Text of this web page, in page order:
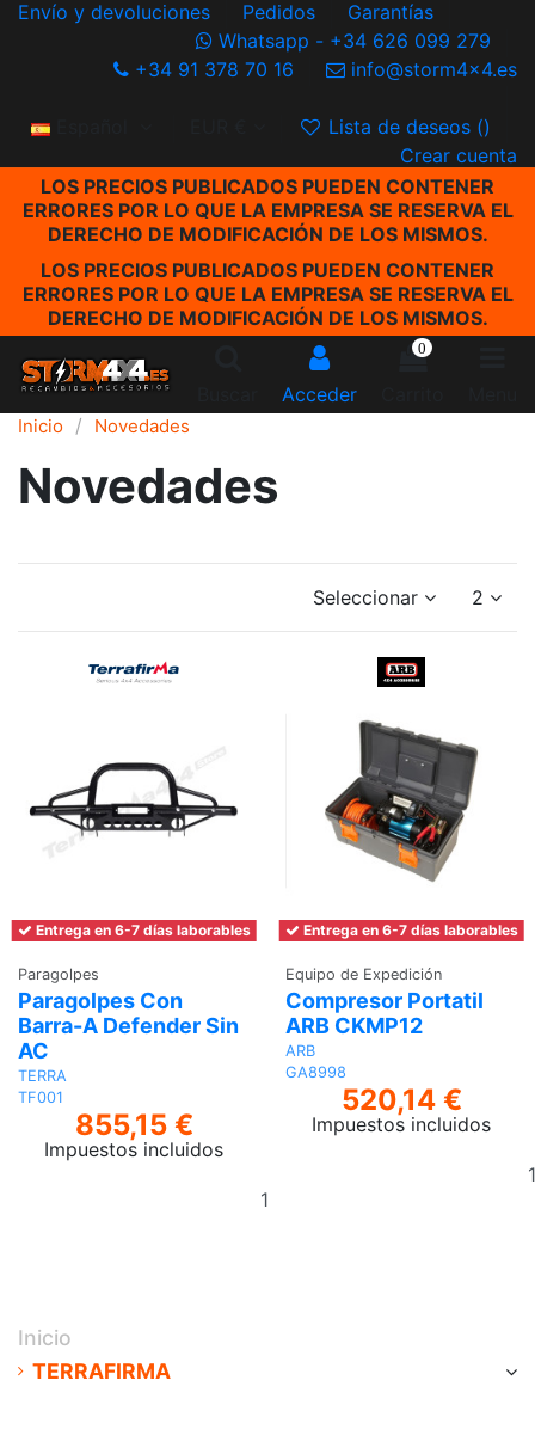
Envío y devoluciones Pedidos
Garantías
Whatsapp - +34 626 099 279
+34 91 378 70 16
info@storm4x4.es
Español Lista de deseos ()
Crear cuenta
LOS PRECIOS PUBLICADOS PUEDEN CONTENER
ERRORES POR LO QUE LA EMPRESA SE RESERVA EL
DERECHO DE MODIFICACIÓN DE LOS MISMOS.
LOS PRECIOS PUBLICADOS PUEDEN CONTENER
ERRORES POR LO QUE LA EMPRESA SE RESERVA EL
DERECHO DE MODIFICACIÓN DE LOS MISMOS.
Acceder
0
Inicio Novedades
Novedades
Seleccionar 2
Entrega en 6-7 días laborables
Paragolpes
Paragolpes Con
Barra-A Defender Sin
AC
TERRA
TF001
855,15 €
Impuestos incluidos
Entrega en 6-7 días laborables
Equipo de Expedición
Compresor Portatil
ARB CKMP12
ARB
GA8998
520,14 €
Impuestos incluidos
Inicio
TERRAFIRMA